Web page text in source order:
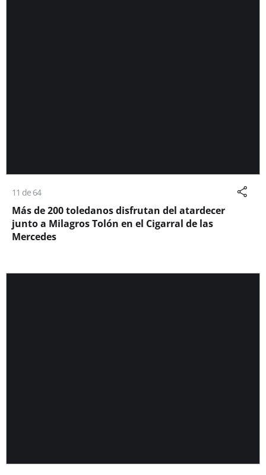
11 de 64
Más de 200 toledanos disfrutan del atardecer
junto a Milagros Tolón en el Cigarral de las
Mercedes